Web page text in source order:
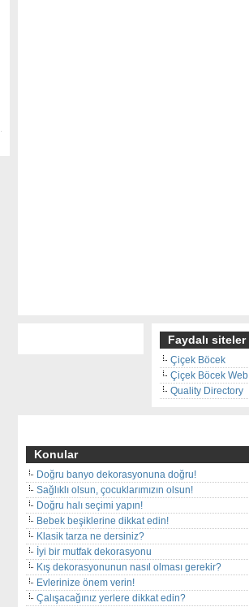
Faydalı siteler
Çiçek Böcek
Çiçek Böcek Web
Quality Directory
Konular
Doğru banyo dekorasyonuna doğru!
Sağlıklı olsun, çocuklarımızın olsun!
Doğru halı seçimi yapın!
Bebek beşiklerine dikkat edin!
Klasik tarza ne dersiniz?
İyi bir mutfak dekorasyonu
Kış dekorasyonunun nasıl olması gerekir?
Evlerinize önem verin!
Çalışacağınız yerlere dikkat edin?